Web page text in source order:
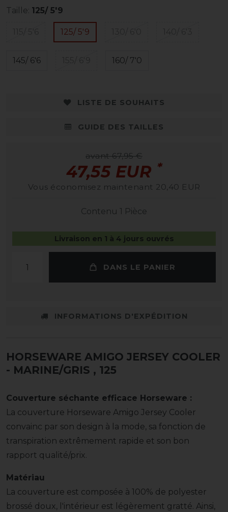
Taille: 125/ 5'9
125/ 5'9
145/ 6'6 160/ 7'0
LISTE DE SOUHAITS
GUIDE DES TAILLES
avant 67,95 €
47,55 EUR *
Vous économisez maintenant 20,40 EUR
Contenu 1 Pièce
Livraison en 1 à 4 jours ouvrés
DANS LE PANIER
INFORMATIONS D'EXPÉDITION
HORSEWARE AMIGO JERSEY COOLER
- MARINE/GRIS , 125
Couverture séchante efficace Horseware :
La couverture Horseware Amigo Jersey Cooler
convainc par son design à la mode, sa fonction de
transpiration extrêmement rapide et son bon
rapport qualité/prix.
Matériau
La couverture est composée à 100% de polyester
brossé doux, l'intérieur est légèrement gratté. Ainsi,